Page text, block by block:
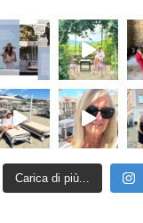
Carica di più...